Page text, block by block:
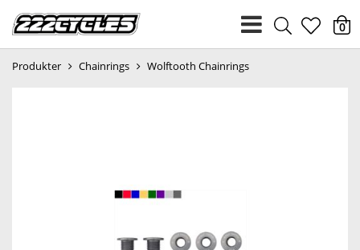
heart
0
Produkter Chainrings Wolftooth Chainrings